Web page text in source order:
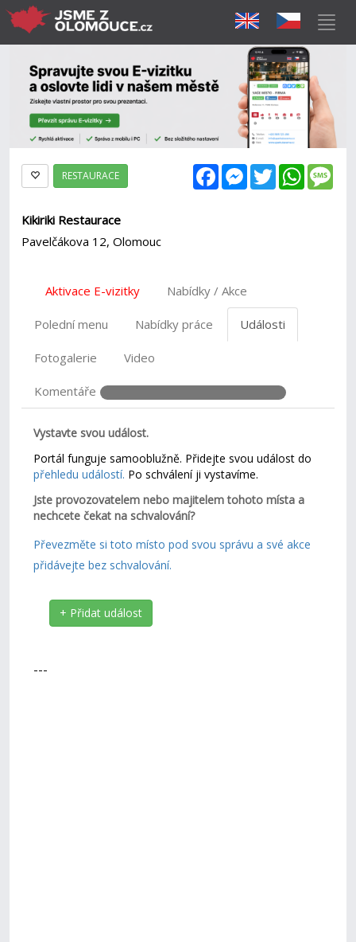
FacebookMessenger
Twitter
RESTAURACE
Kikiriki Restaurace
Pavelčákova 12, Olomouc
Aktivace E-vizitky Nabídky / Akce
Polední menu Nabídky práce Události
Fotogalerie Video
Komentáře
Vystavte svou událost.
Portál funguje samooblužně. Přidejte svou událost do
přehledu událostí. Po schválení ji vystavíme.
Jste provozovatelem nebo majitelem tohoto místa a
nechcete čekat na schvalování?
Převezměte si toto místo pod svou správu a své akce
přidávejte bez schvalování.
+ Přidat událost
---